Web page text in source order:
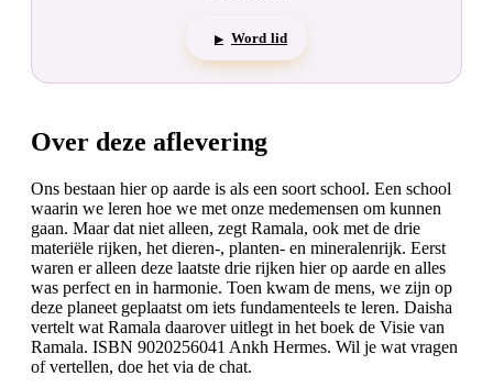
▶ Word lid
Over deze aflevering
Ons bestaan hier op aarde is als een soort school. Een school
waarin we leren hoe we met onze medemensen om kunnen
gaan. Maar dat niet alleen, zegt Ramala, ook met de drie
materiële rijken, het dieren-, planten- en mineralenrijk. Eerst
waren er alleen deze laatste drie rijken hier op aarde en alles
was perfect en in harmonie. Toen kwam de mens, we zijn op
deze planeet geplaatst om iets fundamenteels te leren. Daisha
vertelt wat Ramala daarover uitlegt in het boek de Visie van
Ramala. ISBN 9020256041 Ankh Hermes. Wil je wat vragen
of vertellen, doe het via de chat.